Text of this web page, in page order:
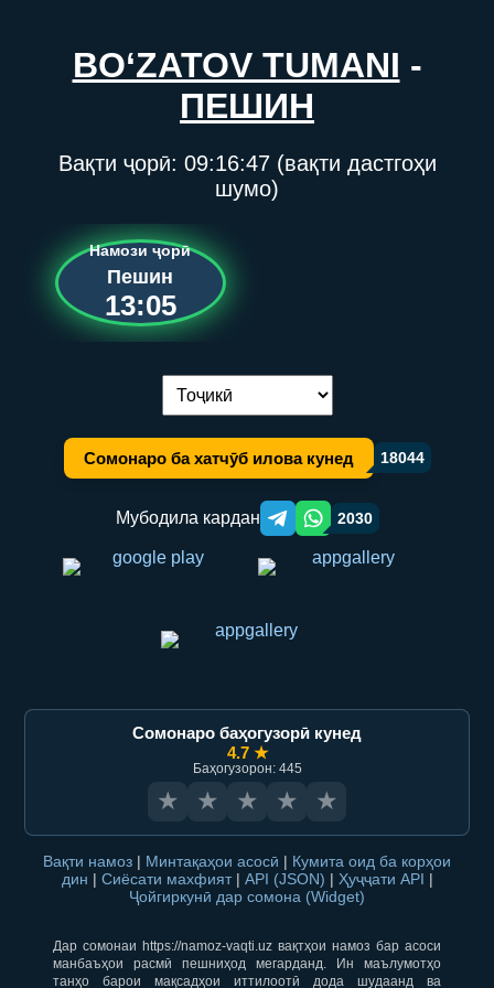
BO‘ZATOV TUMANI -
ПЕШИН
Вақти ҷорӣ: 09:16:47(вақти дастгоҳи
шумо)
Намози ҷорӣ
Пешин
13:05
Иваз кардани забон:
Сомонаро ба хатчӯб илова кунед 18044
Мубодила кардан Telegram orqali ulashish
WhatsApp orqali ulashish
2030
Сомонаро баҳогузорӣ кунед
4.7 ★
Баҳогузорон: 445
★ ★ ★ ★ ★
Вақти намоз | Минтақаҳои асосӣ | Кумита оид ба корҳои
дин | Сиёсати махфият | API (JSON) | Ҳуҷҷати API |
Ҷойгиркунӣ дар сомона (Widget)
Дар сомонаи https://namoz-vaqti.uz вақтҳои намоз бар асоси
манбаъҳои расмӣ пешниҳод мегарданд. Ин маълумотҳо
танҳо барои мақсадҳои иттилоотӣ дода шудаанд ва